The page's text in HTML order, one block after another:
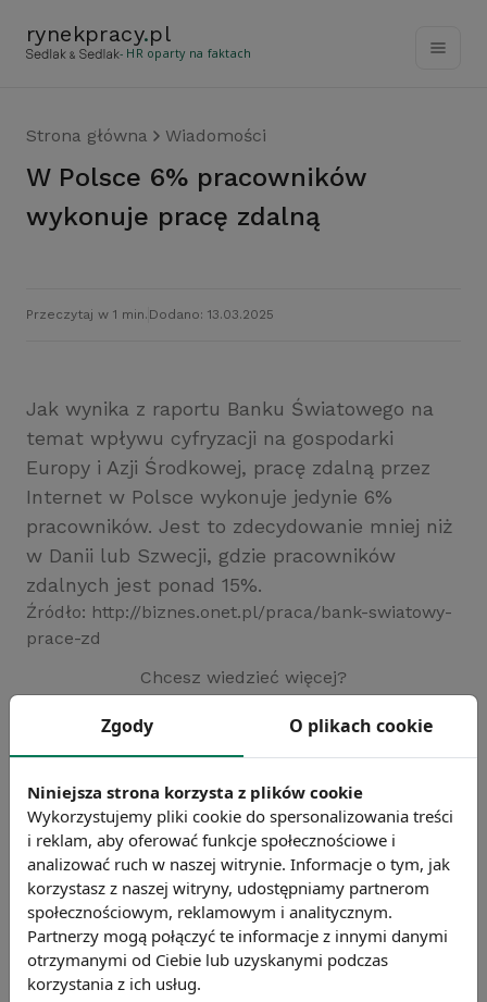
rynekpracy.pl
- HR oparty na faktach
Strona główna Wiadomości
W Polsce 6% pracowników
wykonuje pracę zdalną
Przeczytaj w 1 min. Dodano: 13.03.2025
Jak wynika z raportu Banku Światowego na
temat wpływu cyfryzacji na gospodarki
Europy i Azji Środkowej, pracę zdalną przez
Internet w Polsce wykonuje jedynie 6%
pracowników. Jest to zdecydowanie mniej niż
w Danii lub Szwecji, gdzie pracowników
zdalnych jest ponad 15%.
Źródło: http://biznes.onet.pl/praca/bank-swiatowy-
prace-zd
Chcesz wiedzieć więcej?
Zgody O plikach cookie
Niniejsza strona korzysta z plików cookie
Wykorzystujemy pliki cookie do spersonalizowania treści
i reklam, aby oferować funkcje społecznościowe i
analizować ruch w naszej witrynie. Informacje o tym, jak
korzystasz z naszej witryny, udostępniamy partnerom
społecznościowym, reklamowym i analitycznym.
Partnerzy mogą połączyć te informacje z innymi danymi
otrzymanymi od Ciebie lub uzyskanymi podczas
korzystania z ich usług.